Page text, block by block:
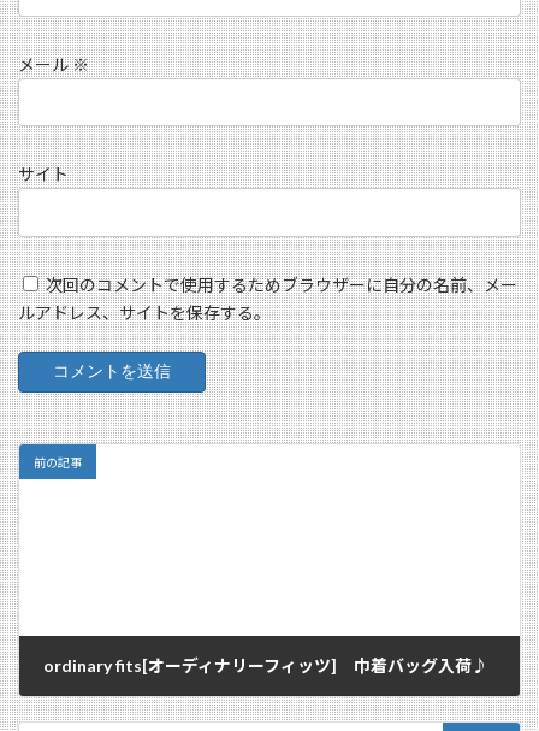
メール※
サイト
次回のコメントで使用するためブラウザーに自分の名前、メー
ルアドレス、サイトを保存する。
前の記事
ordinary fits[オーディナリーフィッツ] 巾着バッグ入荷♪
2018/01/03